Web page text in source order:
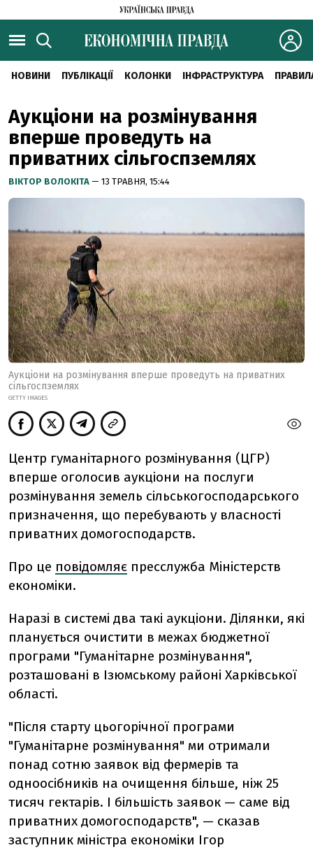
НОВИНИ ПУБЛІКАЦІЇ КОЛОНКИ ІНФРАСТРУКТУРА
Аукціони на розмінування
вперше проведуть на
приватних сільгоспземлях
ВІКТОР ВОЛОКІТА — 13 ТРАВНЯ, 15:44
Аукціони на розмінування вперше проведуть на приватних
сільгоспземлях
GETTY IMAGES
Центр гуманітарного розмінування (ЦГР)
вперше оголосив аукціони на послуги
розмінування земель сільськогосподарського
призначення, що перебувають у власності
приватних домогосподарств.
Про це повідомляє пресслужба Міністерств
економіки.
Наразі в системі два такі аукціони. Ділянки, які
планується очистити в межах бюджетної
програми "Гуманітарне розмінування",
розташовані в Ізюмському районі Харківської
області.
"Після старту цьогорічної програми
"Гуманітарне розмінування" ми отримали
понад сотню заявок від фермерів та
одноосібників на очищення більше, ніж 25
тисяч гектарів. І більшість заявок — саме від
приватних домогосподарств", — сказав
заступник міністра економіки Ігор